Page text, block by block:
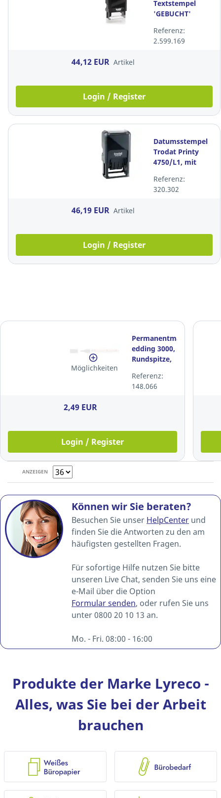
Textstempel
'GEBUCHT'
Referenz:
2.599.169
44,12 EUR Artikel
Login / Register
Datumsstempel
Trodat Printy
4750/L1, mit
Eingegangen,
selbstfärbend
Referenz:
320.302
46,19 EUR Artikel
Login / Register
Möglichkeiten
Permanentmarker
edding 3000,
Rundspitze,
1,5-3mm,
schwarz
Referenz:
148.066
2,49 EUR
Login / Register
ANZEIGEN
Können wir Sie beraten?
Besuchen Sie unser HelpCenter und
finden Sie die Antworten zu den am
häufigsten gestellten Fragen.
Für sofortige Hilfe nutzen Sie bitte
unseren Live Chat, senden Sie uns eine
e-Mail über die Option
Formular senden, oder rufen Sie uns
unter 0800 20 10 13 an.
Mo. - Fri. 08:00 - 16:00
Produkte der Marke Lyreco -
Alles, was Sie bei der Arbeit
brauchen